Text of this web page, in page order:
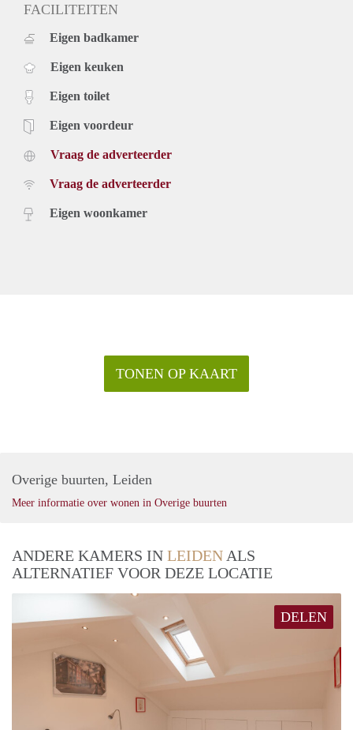
FACILITEITEN
Eigen badkamer
Eigen keuken
Eigen toilet
Eigen voordeur
Vraag de adverteerder
Vraag de adverteerder
Eigen woonkamer
TONEN OP KAART
Overige buurten, Leiden
Meer informatie over wonen in Overige buurten
ANDERE KAMERS IN LEIDEN ALS
ALTERNATIEF VOOR DEZE LOCATIE
DELEN